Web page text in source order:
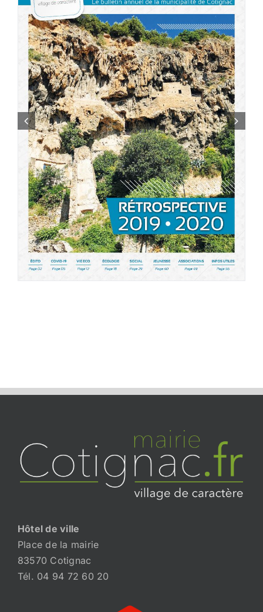
Hôtel de ville
Place de la mairie
83570 Cotignac
Tél. 04 94 72 60 20